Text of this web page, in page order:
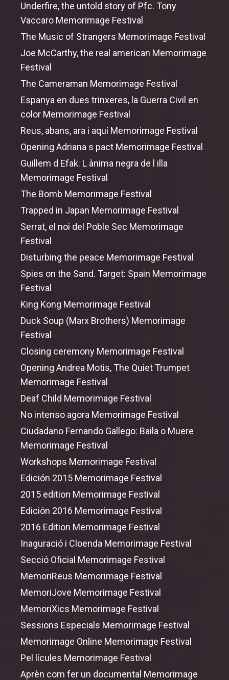
Underfire,the untold story of Pfc. Tony
Vaccaro Memorimage Festival
The Music of Strangers Memorimage Festival
Joe McCarthy,the real american Memorimage
Festival
The Cameraman Memorimage Festival
Espanya en dues trinxeres, la Guerra Civil en
color Memorimage Festival
Reus, abans, ara i aquí Memorimage Festival
Opening Adriana s pact Memorimage Festival
Guillem d Efak. L ànima negra de l illa
Memorimage Festival
The Bomb Memorimage Festival
Trapped in Japan Memorimage Festival
Serrat, el noi del Poble Sec Memorimage
Festival
Disturbing the peace Memorimage Festival
Spies on the Sand. Target: Spain Memorimage
Festival
King Kong Memorimage Festival
Duck Soup (Marx Brothers) Memorimage
Festival
Closing ceremony Memorimage Festival
Opening Andrea Motis, The Quiet Trumpet
Memorimage Festival
Deaf Child Memorimage Festival
No intenso agora Memorimage Festival
Ciudadano Fernando Gallego: Baila o Muere
Memorimage Festival
Workshops Memorimage Festival
Edición 2015 Memorimage Festival
2015 edition Memorimage Festival
Edición 2016 Memorimage Festival
2016 Edition Memorimage Festival
Inaguració i Cloenda Memorimage Festival
Secció Oficial Memorimage Festival
MemoriReus Memorimage Festival
MemoriJove Memorimage Festival
MemoriXics Memorimage Festival
Sessions Especials Memorimage Festival
Memorimage Online Memorimage Festival
Pel lícules Memorimage Festival
Aprèn com fer un documental Memorimage